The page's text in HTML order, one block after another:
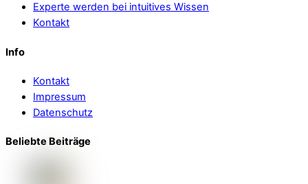
Experte werden bei intuitives Wissen
Kontakt
Info
Kontakt
Impressum
Datenschutz
Beliebte Beiträge